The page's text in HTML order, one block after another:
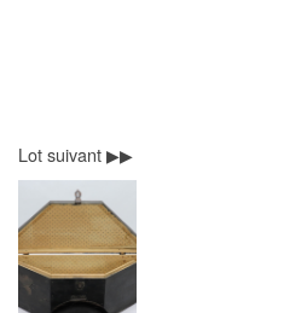
Lot suivant ▶▶